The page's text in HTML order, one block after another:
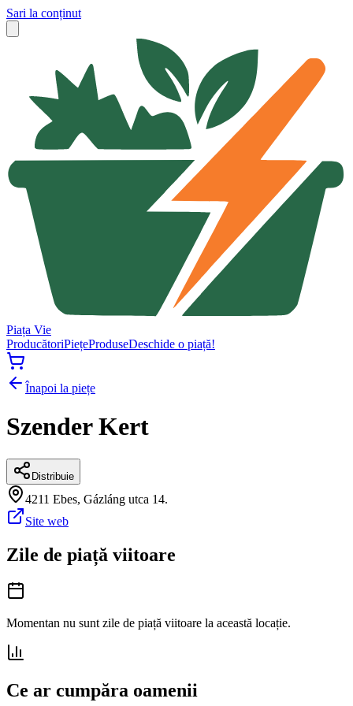
Sari la conținut
Piața Vie
ProducătoriPiețeProduseDeschide o piață!
Înapoi la piețe
Szender Kert
Distribuie
4211 Ebes, Gázláng utca 14.
Site web
Zile de piață viitoare
Momentan nu sunt zile de piață viitoare la această locație.
Ce ar cumpăra oamenii